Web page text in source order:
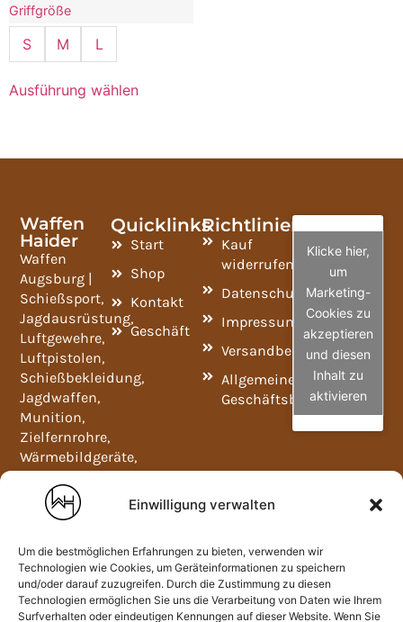
Einwilligung verwalten
Um die bestmöglichen Erfahrungen zu bieten, verwenden wir
Technologien wie Cookies, um Geräteinformationen zu speichern
und/oder darauf zuzugreifen. Durch die Zustimmung zu diesen
Technologien ermöglichen Sie uns die Verarbeitung von Daten wie Ihrem
Surfverhalten oder eindeutigen Kennungen auf dieser Website. Wenn Sie
Griffgröße
S M L
Ausführung wählen
Waffen
Haider
Waffen
Augsburg |
Schießsport,
Jagdausrüstung,
Luftgewehre,
Luftpistolen,
Schießbekleidung,
Jagdwaffen,
Munition,
Zielfernrohre,
Wärmebildgeräte,
Ferngläser,
Widerladeartikel,
NC- und SP-
Waffenschränke.
Mo-Fr
09:00-
12:00
Quicklinks
Start
Shop
Kontakt
Geschäft
Richtlinien
Kauf
widerrufen
Datenschutzrichtlinie
Impressum
Versandbedingungen
Allgemeine
Geschäftsbedingungen
Klicke hier,
um
Marketing-
Cookies zu
akzeptieren
und diesen
Inhalt zu
aktivieren